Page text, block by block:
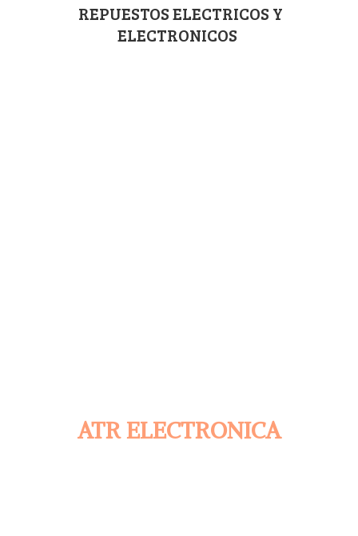
ATR ELECTRONICA
REPUESTOS ELECTRICOS Y
ELECTRONICOS